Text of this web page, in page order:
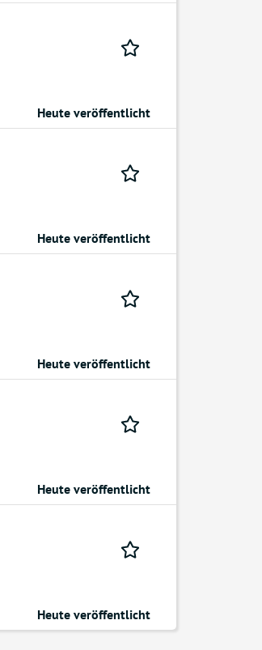
Heute veröffentlicht
Heute veröffentlicht
Heute veröffentlicht
Heute veröffentlicht
Heute veröffentlicht